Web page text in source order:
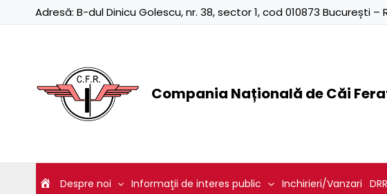
Adresă: B-dul Dinicu Golescu, nr. 38, sector 1, cod 010873 București –
Compania Națională de Căi
Despre noi Informaţii de interes public Inchirieri/Vanzari DRR